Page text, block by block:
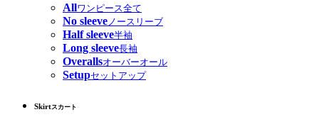
Allワンピース全て
No sleeve ノースリーブ
Half sleeve半袖
Long sleeve長袖
Overallsオーバーオール
Setupセットアップ
Skirtスカート